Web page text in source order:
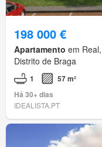
198 000 €
Apartamento em
Distrito de Braga
1
57 m²
Há 30+ dias
IDEALISTA.PT